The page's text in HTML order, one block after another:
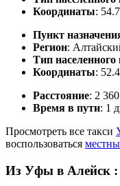
Координаты:
Пункт
Регион:
Тип населенного
Координаты:
Расстояние: 2
Время в пути: 1
Просмотреть все такси
воспользоваться
Из Уфы в Алейск :